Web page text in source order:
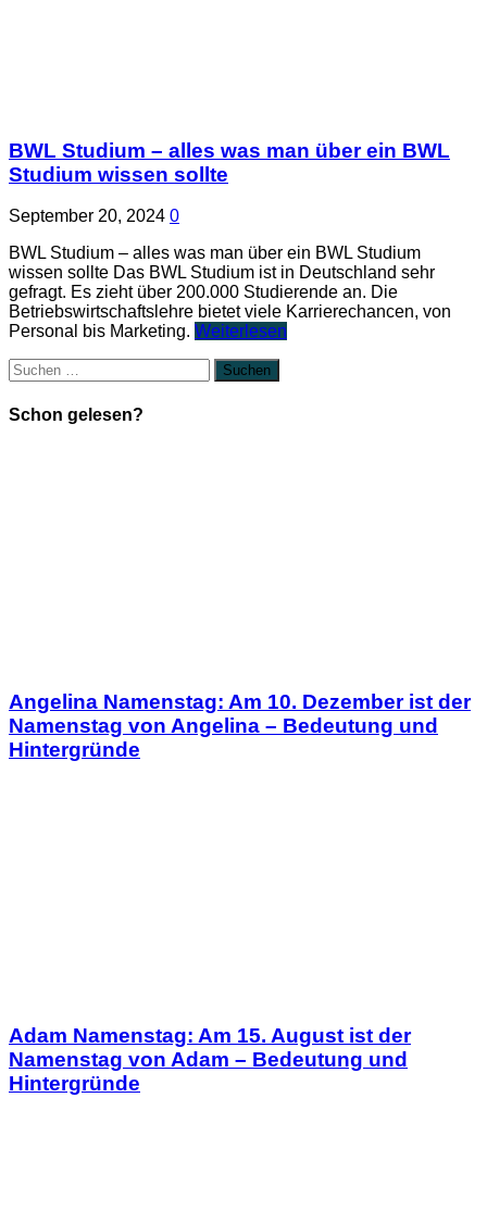
BWL Studium – alles was man über ein BWL
Studium wissen sollte
September 20, 2024 0
BWL Studium – alles was man über ein BWL Studium
wissen sollte Das BWL Studium ist in Deutschland sehr
gefragt. Es zieht über 200.000 Studierende an. Die
Betriebswirtschaftslehre bietet viele Karrierechancen, von
Personal bis Marketing. Weiterlesen
Suchen
nach:
Schon gelesen?
Angelina Namenstag: Am 10. Dezember ist der
Namenstag von Angelina – Bedeutung und
Hintergründe
Adam Namenstag: Am 15. August ist der
Namenstag von Adam – Bedeutung und
Hintergründe